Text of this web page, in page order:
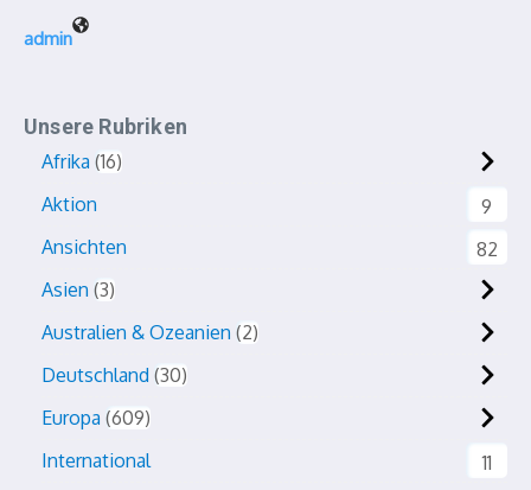
admin
Unsere Rubriken
Afrika 16
Aktion
9
Ansichten
82
Asien 3
Australien & Ozeanien 2
Deutschland 30
Europa 609
International
11